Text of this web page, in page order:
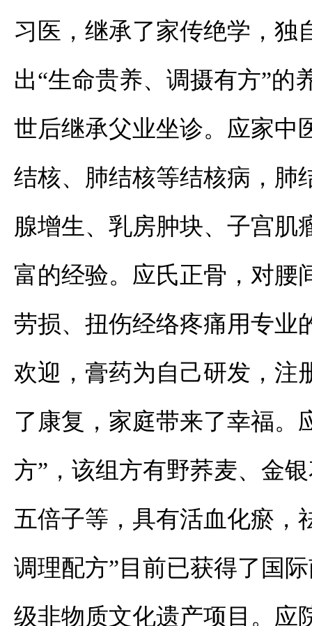
习医，继承了家传绝学，独
出“生命贵养、调摄有方”的
世后继承父业坐诊。应家中
结核、肺结核等结核病，肺
腺增生、乳房肿块、子宫肌
富的经验。应氏正骨，对腰
劳损、扭伤经络疼痛用专业
欢迎，膏药为自己研发，注
了康复，家庭带来了幸福。
方”，该组方有野荞麦、金
五倍子等，具有活血化瘀，
调理配方”目前已获得了国
级非物质文化遗产项目。应